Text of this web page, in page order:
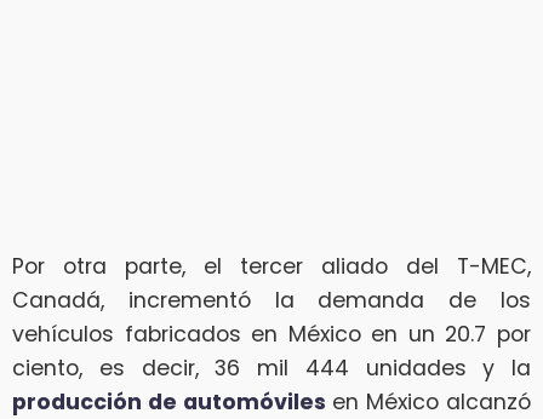
Por otra parte, el tercer aliado del T-MEC,
Canadá, incrementó la demanda de los
vehículos fabricados en México en un 20.7 por
ciento, es decir, 36 mil 444 unidades y la
producción de automóviles en México alcanzó